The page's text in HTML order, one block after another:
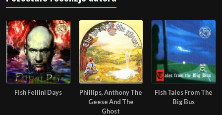
Fish Fellini Days
Phillips, Anthony The
Geese And The
Ghost
Fish Tales From The
Big Bus